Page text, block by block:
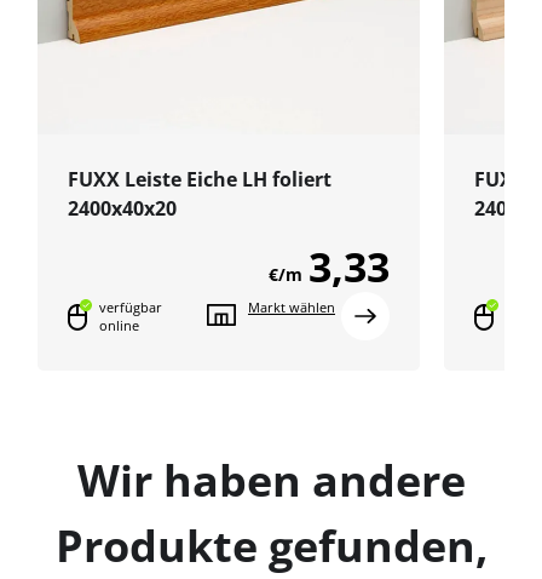
FUXX Leiste Eiche LH foliert
2400x40x20
€/m 3,33
verfügbar
online
Markt wählen
FUXX
Wir haben andere
Produkte gefunden,